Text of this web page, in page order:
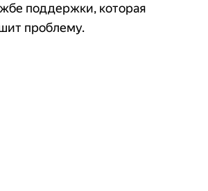
поддержки, которая
проблему.